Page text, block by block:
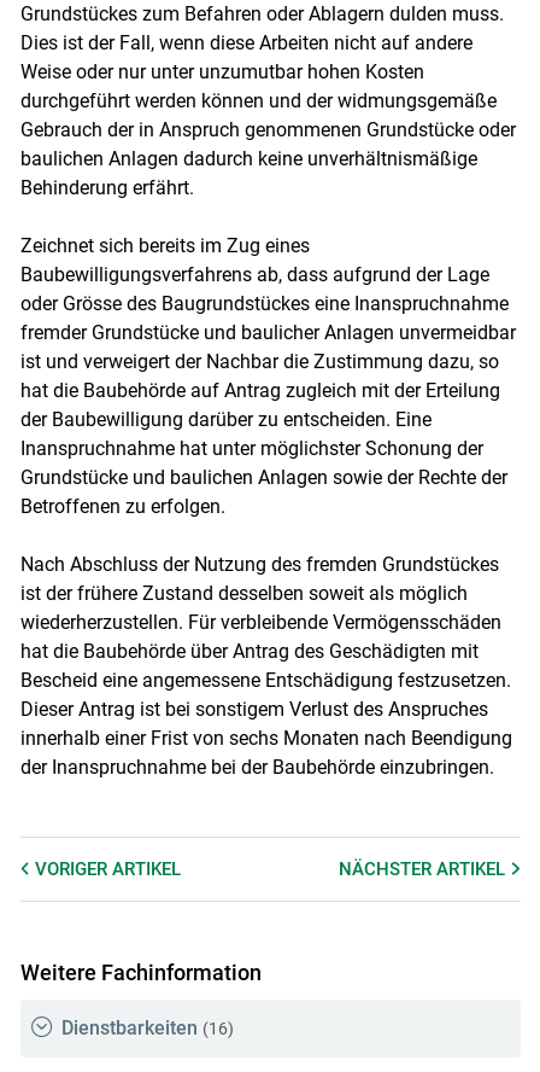
Grundstückes zum Befahren oder Ablagern dulden muss.
Dies ist der Fall, wenn diese Arbeiten nicht auf andere
Weise oder nur unter unzumutbar hohen Kosten
durchgeführt werden können und der widmungsgemäße
Gebrauch der in Anspruch genommenen Grundstücke oder
baulichen Anlagen dadurch keine unverhältnismäßige
Behinderung erfährt.
Zeichnet sich bereits im Zug eines
Baubewilligungsverfahrens ab, dass aufgrund der Lage
oder Grösse des Baugrundstückes eine Inanspruchnahme
fremder Grundstücke und baulicher Anlagen unvermeidbar
ist und verweigert der Nachbar die Zustimmung dazu, so
hat die Baubehörde auf Antrag zugleich mit der Erteilung
der Baubewilligung darüber zu entscheiden. Eine
Inanspruchnahme hat unter möglichster Schonung der
Grundstücke und baulichen Anlagen sowie der Rechte der
Betroffenen zu erfolgen.
Nach Abschluss der Nutzung des fremden Grundstückes
ist der frühere Zustand desselben soweit als möglich
wiederherzustellen. Für verbleibende Vermögensschäden
hat die Baubehörde über Antrag des Geschädigten mit
Bescheid eine angemessene Entschädigung festzusetzen.
Dieser Antrag ist bei sonstigem Verlust des Anspruches
innerhalb einer Frist von sechs Monaten nach Beendigung
der Inanspruchnahme bei der Baubehörde einzubringen.
VORIGER ARTIKEL NÄCHSTERARTIKEL
Weitere Fachinformation
Dienstbarkeiten (16)